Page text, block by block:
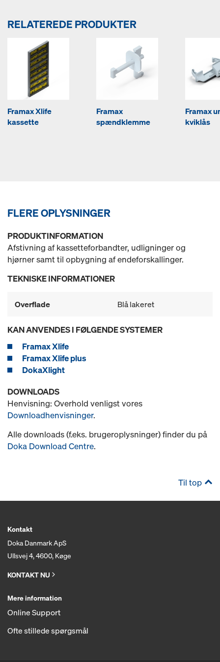
RELATEREDE PRODUKTER
Framax Xlife
kassette
Framax
spændklemme
Framax
kviklås
FLERE OPLYSNINGER
PRODUKTINFORMATION
Afstivning af kassetteforbandter, udligninger og
hjørner samt til opbygning af endeforskallinger.
TEKNISKE INFORMATIONER
Overflade Blå lakeret
KAN ANVENDES I FØLGENDE SYSTEMER
Framax Xlife
Framax Xlife plus
DokaXlight
DOWNLOADS
Henvisning: Overhold venligst vores
Downloadhenvisninger.
Alle downloads (f.eks. brugeroplysninger) finder du på
Doka Download Centre.
Til top
Kontakt
Doka Danmark ApS
Ullsvej 4, 4600, Køge
KONTAKT NU
Mere information
Online Support
Ofte stillede spørgsmål